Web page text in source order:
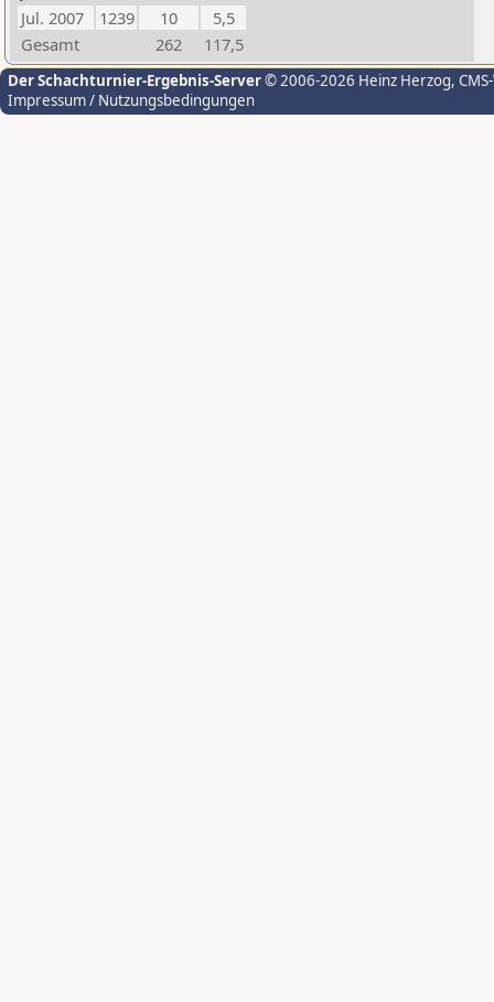
Jul. 2007
1239 10
5,5
Gesamt
262 117,5
Der Schachturnier-Ergebnis-Server© 2006-2026 Heinz Herzog,
Impressum / Nutzungsbedingungen